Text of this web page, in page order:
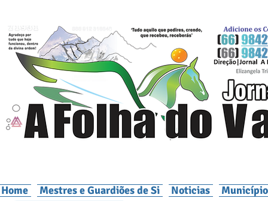
Home Mestres e Guardiões de Si Noticias